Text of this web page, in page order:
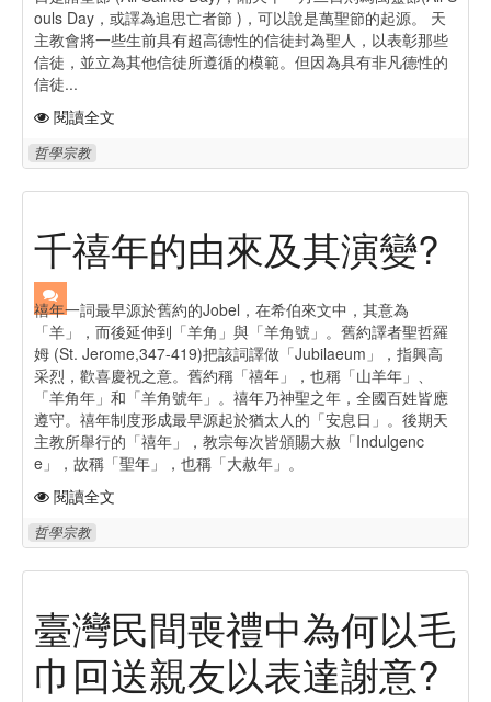
ouls Day，或譯為追思亡者節 )，可以說是萬聖節的起源。 天
主教會將一些生前具有超高德性的信徒封為聖人，以表彰那些
信徒，並立為其他信徒所遵循的模範。但因為具有非凡德性的
信徒...
閱讀全文
哲學宗教
千禧年的由來及其演變?
禧年一詞最早源於舊約的Jobel，在希伯來文中，其意為
「羊」，而後延伸到「羊角」與「羊角號」。舊約譯者聖哲羅
姆 (St. Jerome,347-419)把該詞譯做「Jubilaeum」，指興高
采烈，歡喜慶祝之意。舊約稱「禧年」，也稱「山羊年」、
「羊角年」和「羊角號年」。禧年乃神聖之年，全國百姓皆應
遵守。禧年制度形成最早源起於猶太人的「安息日」。後期天
主教所舉行的「禧年」，教宗每次皆頒賜大赦「Indulgenc
e」，故稱「聖年」，也稱「大赦年」。
閱讀全文
哲學宗教
臺灣民間喪禮中為何以毛
巾回送親友以表達謝意?